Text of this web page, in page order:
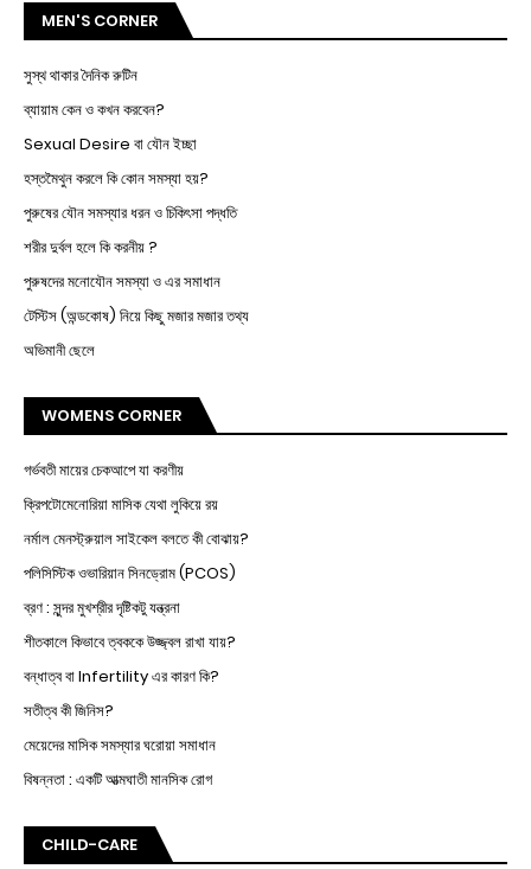
MEN'S CORNER
সুস্থ থাকার দৈনিক রুটিন
ব্যায়াম কেন ও কখন করবেন?
Sexual Desire বা যৌন ইচ্ছা
হস্তমৈথুন করলে কি কোন সমস্যা হয়?
পুরুষের যৌন সমস্যার ধরন ও চিকিৎসা পদ্ধতি
শরীর দুর্বল হলে কি করনীয় ?
পুরুষদের মনোযৌন সমস্যা ও এর সমাধান
টেস্টিস (অন্ডকোষ) নিয়ে কিছু মজার মজার তথ্য
অভিমানী ছেলে
WOMENS CORNER
গর্ভবতী মায়ের চেকআপে যা করণীয়
ক্রিপটোমেনোরিয়া মাসিক যেথা লুকিয়ে রয়
নর্মাল মেনস্ট্রুয়াল সাইকেল বলতে কী বোঝায়?
পলিসিস্টিক ওভারিয়ান সিনড্রোম (PCOS)
ব্রণ : সুন্দর মুখশ্রীর দৃষ্টিকটু যন্ত্রনা
শীতকালে কিভাবে ত্বককে উজ্জ্বল রাখা যায়?
বন্ধাত্ব বা Infertility এর কারণ কি?
সতীত্ব কী জিনিস?
মেয়েদের মাসিক সমস্যার ঘরোয়া সমাধান
বিষন্নতা : একটি আত্মঘাতী মানসিক রোগ
CHILD-CARE